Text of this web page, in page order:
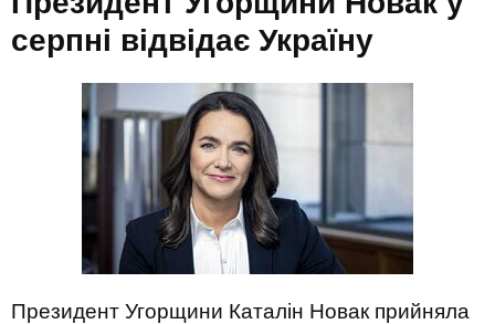
серпні відвідає Україну
Президент Угорщини Каталін Новак прийняла